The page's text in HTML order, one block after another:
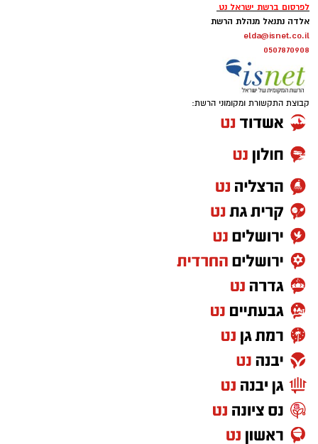
לפרסום ברשת ישראל נט
אלדה נתנאל מנהלת הרשת
elda@isnet.co.il
0507870908
קבוצת התקשורת ומקומוני הרשת: